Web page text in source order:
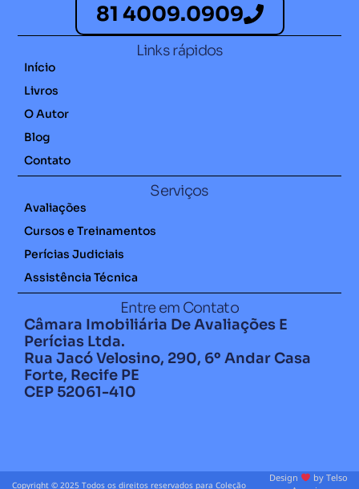
81 4009.0909
Links rápidos
Início
Livros
O Autor
Blog
Contato
Serviços
Avaliações
Cursos e Treinamentos
Perícias Judiciais
Assistência Técnica
Entre em Contato
Câmara Imobiliária De Avaliações E
Perícias Ltda.
Rua Jacó Velosino, 290, 6º Andar Casa
Forte, Recife PE
CEP 52061-410
Copyright © 2025 Todos os direitos reservados para Coleção
Design
by Telso